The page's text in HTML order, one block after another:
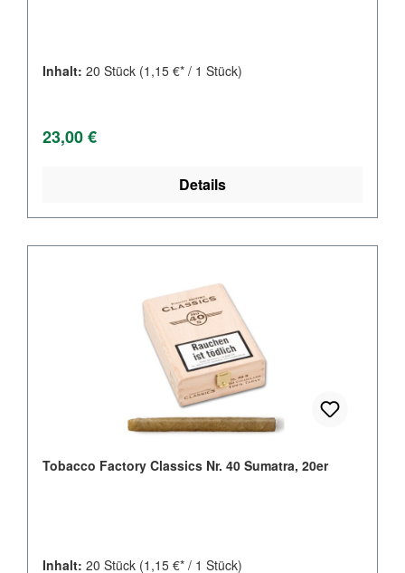
Inhalt: 20 Stück (1,15 €* / 1 Stück)
Regulärer Preis:
23,00 €
Details
Tobacco Factory Classics Nr. 40 Sumatra, 20er
Inhalt: 20 Stück (1,15 €* / 1 Stück)